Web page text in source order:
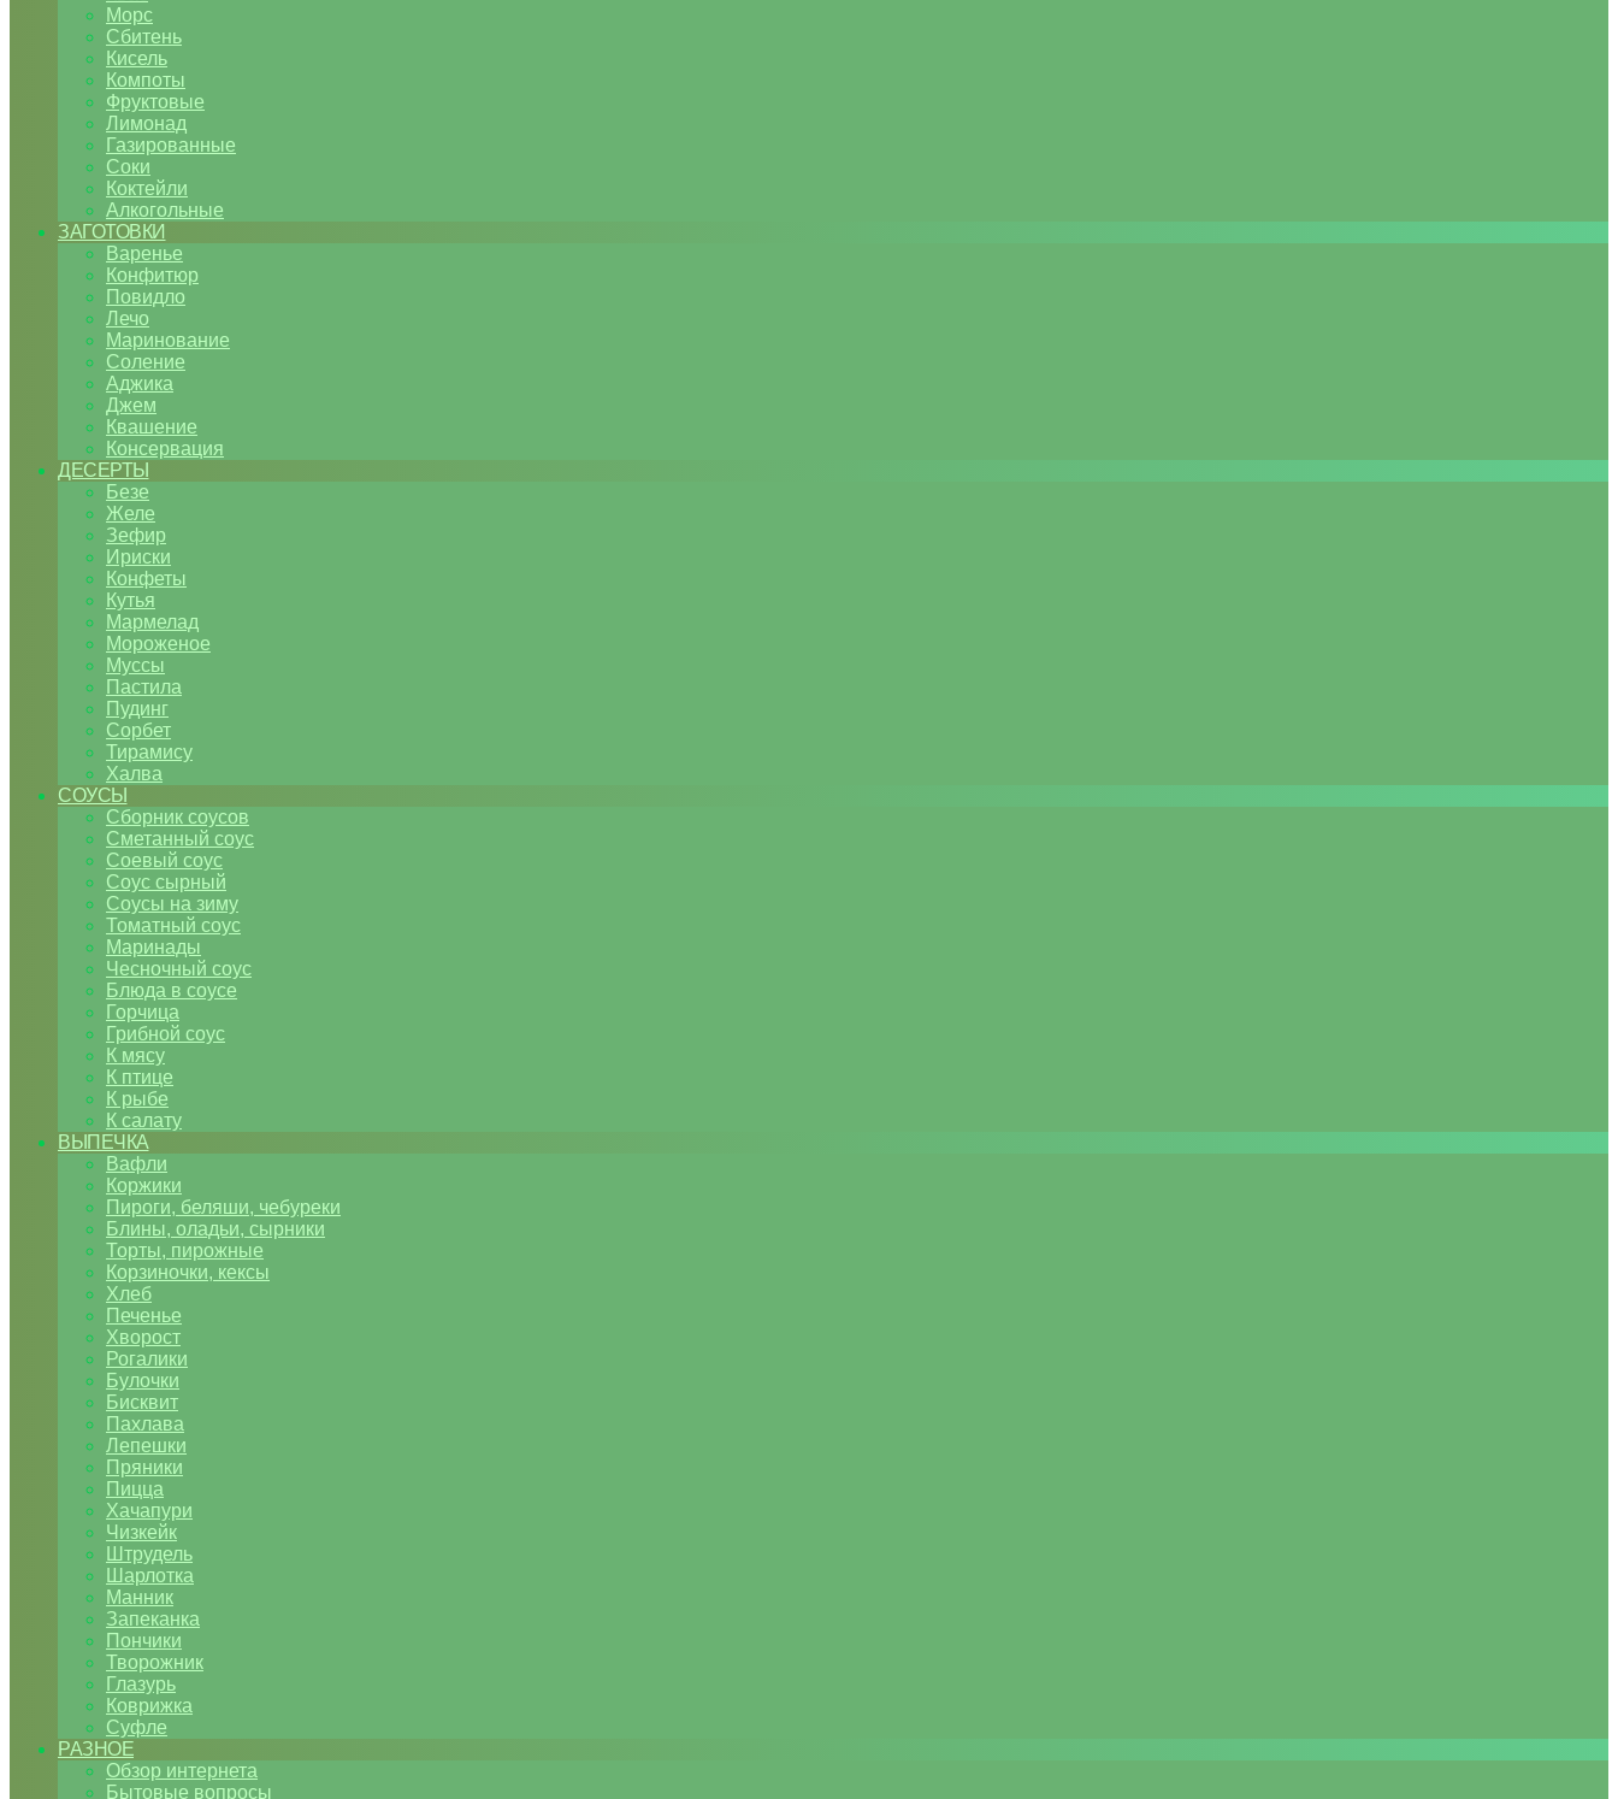
Морс
Сбитень
Кисель
Компоты
Фруктовые
Лимонад
Газированные
Соки
Коктейли
Алкогольные
ЗАГОТОВКИ
Варенье
Конфитюр
Повидло
Лечо
Маринование
Соление
Аджика
Джем
Квашение
Консервация
ДЕСЕРТЫ
Безе
Желе
Зефир
Ириски
Конфеты
Кутья
Мармелад
Мороженое
Муссы
Пастила
Пудинг
Сорбет
Тирамису
Халва
СОУСЫ
Сборник соусов
Сметанный соус
Соевый соус
Соус сырный
Соусы на зиму
Томатный соус
Маринады
Чесночный соус
Блюда в соусе
Горчица
Грибной соус
К мясу
К птице
К рыбе
К салату
ВЫПЕЧКА
Вафли
Коржики
Пироги, беляши, чебуреки
Блины, оладьи, сырники
Торты, пирожные
Корзиночки, кексы
Хлеб
Печенье
Хворост
Рогалики
Булочки
Бисквит
Пахлава
Лепешки
Пряники
Пицца
Хачапури
Чизкейк
Штрудель
Шарлотка
Манник
Запеканка
Пончики
Творожник
Глазурь
Коврижка
Суфле
РАЗНОЕ
Обзор интернета
Бытовые вопросы